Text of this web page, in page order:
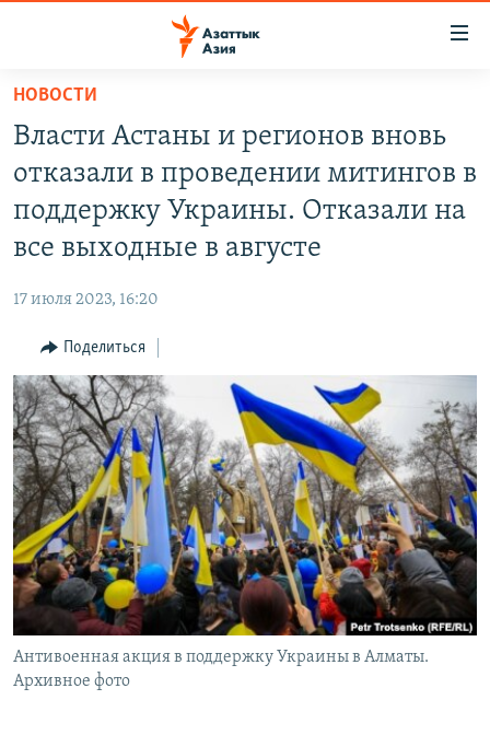
Вернуться
основному
содержанию
главной
Вернутся
поиску
ВОЙНА В УКРАИНЕ
ЎЗБЕКЧА
ТОҶИКӢ
TÜRKMENÇE
ПОДПИШИТЕСЬ НА НАС В СОЦСЕТЯХ
Все сайты РСЕ/РС
НОВОСТИ
Власти Астаны и регионов вновь
отказали в проведении митингов в
поддержку Украины. Отказали на
все выходные в августе
17 июля 2023, 16:20
Поделиться
Антивоенная акция в поддержку Украины в Алматы.
Архивное фото